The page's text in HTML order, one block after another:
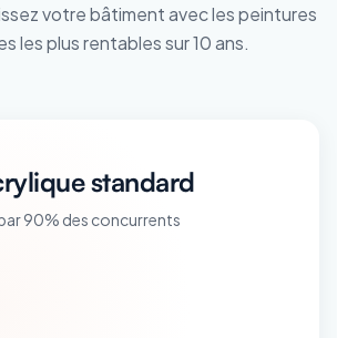
votre bâtiment avec les peintures
les plus rentables sur 10 ans.
standard
90% des concurrents